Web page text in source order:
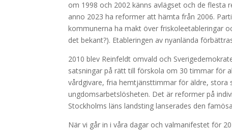
om 1998 och 2002 känns avlägset och de flesta
anno 2023 ha reformer att hämta från 2006.
kommunerna ha makt över friskoleetableringar
det bekant?). Etableringen av nyanlända
2010 blev Reinfeldt omvald och
satsningar på rätt till förskola om 30 timmar för
vårdgivare, fria hemtjänsttimmar för äldre, stora
ungdomsarbetslösheten. Det är reformer på
Stockholms läns landsting lanserades den
När vi går in i våra dagar och valmanifestet för